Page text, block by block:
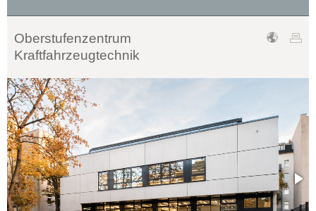
Oberstufenzentrum
Kraftfahrzeugtechnik